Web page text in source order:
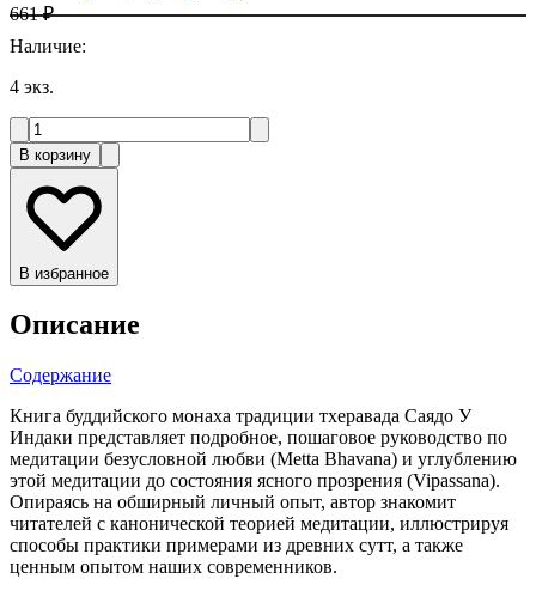
661 ₽
Наличие:
4 экз.
В корзину
В избранное
Описание
Содержание
Книга буддийского монаха традиции тхеравада Саядо У
Индаки представляет подробное, пошаговое руководство по
медитации безусловной любви (Metta Bhavana) и углублению
этой медитации до состояния ясного прозрения (Vipassana).
Опираясь на обширный личный опыт, автор знакомит
читателей с канонической теорией медитации, иллюстрируя
способы практики примерами из древних сутт, а также
ценным опытом наших современников.